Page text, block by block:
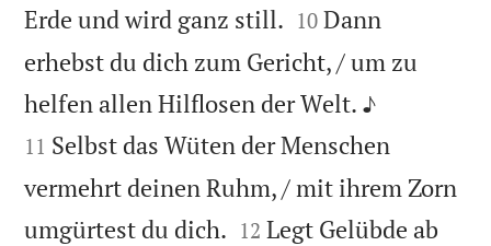
Erde und wird ganz still. 

10 Dann
erhebst du dich zum Gericht, / um zu
helfen allen Hilflosen der Welt. ♪
11 Selbst das Wüten der Menschen
vermehrt deinen Ruhm, / mit ihrem Zorn
umgürtest du dich. 

12 Legt Gelübde ab